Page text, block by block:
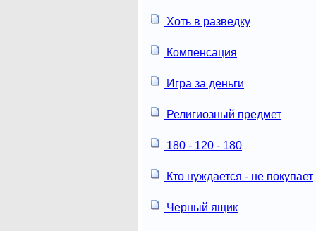
Хоть в разведку
Компенсация
Игра за деньги
Религиозный предмет
180 - 120 - 180
Кто нуждается - не покупает
Черный ящик